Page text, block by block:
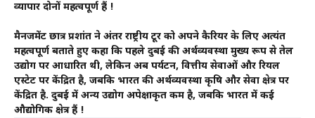
व्यापार दोनों महत्वपूर्ण हैं !
मैनजमेंट छात्र प्रशांत ने अंतर राष्ट्रीय टूर को अपने कैरियर के लिए अत्यंत
महत्वपूर्ण बताते हुए कहा कि पहले दुबई की अर्थव्यवस्था मुख्य रूप से तेल
उद्योग पर आधारित थी, लेकिन अब पर्यटन, वित्तीय सेवाओं और रियल
एस्टेट पर केंद्रित है, जबकि भारत की अर्थव्यवस्था कृषि और सेवा क्षेत्र पर
केंद्रित है. दुबई में अन्य उद्योग अपेक्षाकृत कम है, जबकि भारत में कई
औद्योगिक क्षेत्र हैं !